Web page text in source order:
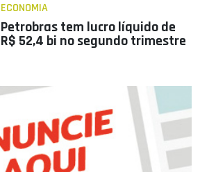
ECONOMIA
Petrobras tem lucro líquido de
R$ 52,4 bi no segundo trimestre